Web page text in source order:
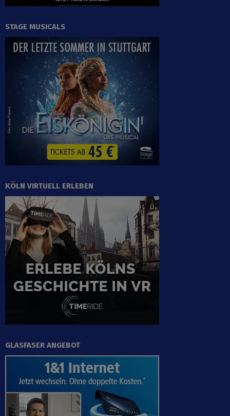
STAGE MUSICALS
KÖLN VIRTUELL ERLEBEN
GLASFASER ANGEBOT